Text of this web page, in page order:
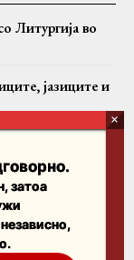
Литургија во
јазиците и
икона од Сибир
затоа